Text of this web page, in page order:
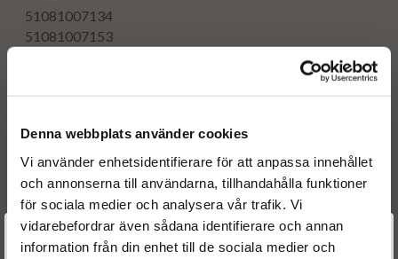
Denna webbplats använder cookies
Vi använder enhetsidentifierare för att anpassa innehållet
och annonserna till användarna, tillhandahålla funktioner
för sociala medier och analysera vår trafik. Vi
vidarebefordrar även sådana identifierare och annan
information från din enhet till de sociala medier och
51081007134
51081007153
MAN TGX
Välkommen till